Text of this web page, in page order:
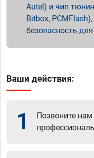
Autel) и чип
Bitbox,
безопасность
Ваши действия:
1 Позвоните нам